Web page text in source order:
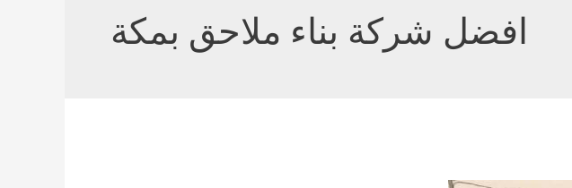
افضل شركة بناء ملاحق بمكة